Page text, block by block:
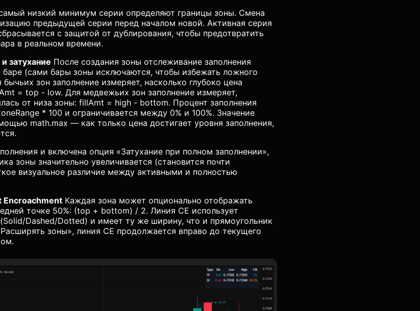
низкий минимум серии определяют границы зоны. Смена
предыдущей серии перед началом новой. Активная серия
с защитой от дублирования, чтобы предотвратить
в реальном времени.
затухание После создания зоны отслеживание заполнения
(сами бары зоны исключаются, чтобы избежать ложного
зон заполнение измеряет, насколько глубоко цена
= top - low. Для медвежьих зон заполнение измеряет,
от низа зоны: fillAmt = high - bottom. Процент заполнения
* 100 и ограничивается между 0% и 100%. Значение
math.max — как только цена достигает уровня заполнения,
и включена опция «Затухание при полном заполнении»,
зоны значительно увеличивается (становится почти
визуальное различие между активными и полностью
Encroachment Каждая зона может опционально отображать
точке 50%: (top + bottom) / 2. Линия CE использует
Dashed/Dotted) и имеет ту же ширину, что и прямоугольник
зоны», линия CE продолжается вправо до текущего